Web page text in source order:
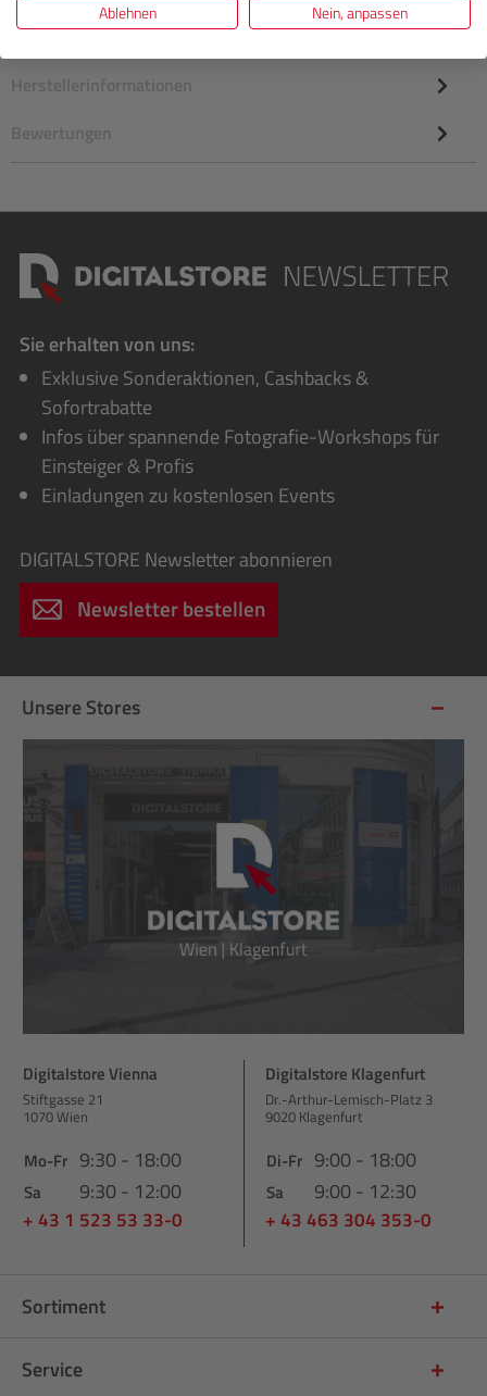
Beschreibung
Herstellerinformationen
Bewertungen
Sie erhalten von uns:
Exklusive Sonderaktionen, Cashbacks &
Sofortrabatte
Infos über spannende Fotografie-Workshops für
Einsteiger & Profis
Einladungen zu kostenlosen Events
DIGITALSTORE Newsletter abonnieren
Newsletter bestellen
Unsere Stores
Digitalstore Vienna
Stiftgasse 21
1070 Wien
Mo-Fr 9:30 - 18:00
Sa 9:30 - 12:00
+ 43 1 523 53 33-0
Digitalstore Klagenfurt
Dr.-Arthur-Lemisch-Platz 3
9020 Klagenfurt
Di-Fr 9:00 - 18:00
Sa 9:00 - 12:30
+ 43 463 304 353-0
Sortiment
Service
Ablehnen
Nein, anpassen